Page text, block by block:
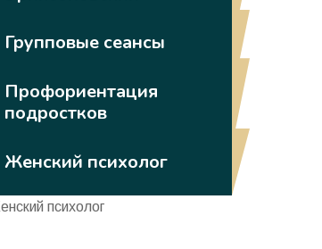
Групповые сеансы
Профориентация
подростков
Женский психолог